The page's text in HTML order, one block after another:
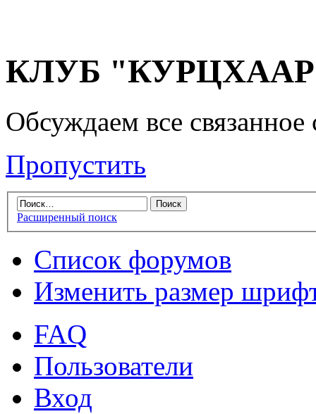
КЛУБ "КУРЦХААР"
Обсуждаем все
Пропустить
Расширенный поиск
Список форумов
Изменить размер
FAQ
Пользователи
Вход